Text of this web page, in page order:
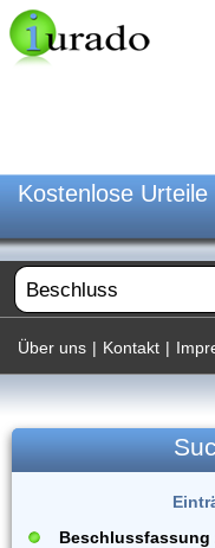
Kostenlose
Über uns | Kontakt |